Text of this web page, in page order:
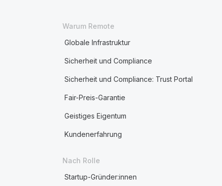
Warum Remote
Globale Infrastruktur
Sicherheit und Compliance
Sicherheit und Compliance: Trust Portal
Fair-Preis-Garantie
Geistiges Eigentum
Kundenerfahrung
Nach Rolle
Startup-Gründer:innen